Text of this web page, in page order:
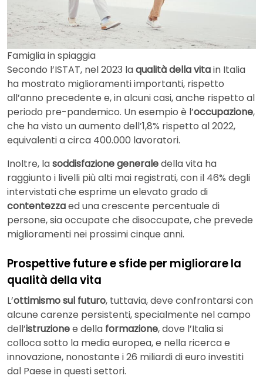
Famiglia in spiaggia
Secondo l’ISTAT, nel 2023 laqualità della vitain Italia
ha mostrato miglioramenti importanti, rispetto
all’anno precedente e, in alcuni casi, anche rispetto al
periodo pre-pandemico. Un esempio è l’occupazione,
che ha visto un aumento dell’1,8% rispetto al 2022,
equivalenti a circa 400.000 lavoratori.
Inoltre, lasoddisfazione generaledella vita ha
raggiunto i livelli più alti mai registrati, con il 46% degli
intervistati che esprime un elevato grado di
contentezzaed una crescente percentuale di
persone, sia occupate che disoccupate, che prevede
miglioramenti nei prossimi cinque anni.
Prospettive future e sfide per migliorare la
qualità della vita
L’ottimismo sul futuro, tuttavia, deve confrontarsi con
alcune carenze persistenti, specialmente nel campo
dell’istruzionee della formazione, dove l’Italia si
colloca sotto la media europea, e nella ricerca e
innovazione, nonostante i 26 miliardi di euro investiti
dal Paese in questi settori.